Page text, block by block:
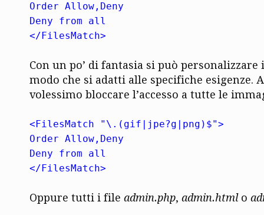
Order Allow,Deny
Deny from all
</FilesMatch>
Con un po’ di fantasia si può
modo che si adatti alle specifiche esigenze.
volessimo bloccare l’accesso a tutte le
<FilesMatch "\.(gif|jpe?g|png)$">
Order Allow,Deny
Deny from all
</FilesMatch>
Oppure tutti i file admin.php, admin.htmlo